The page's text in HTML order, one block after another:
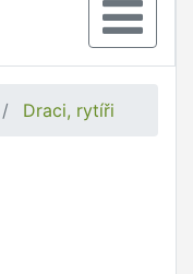
Draci, rytíři